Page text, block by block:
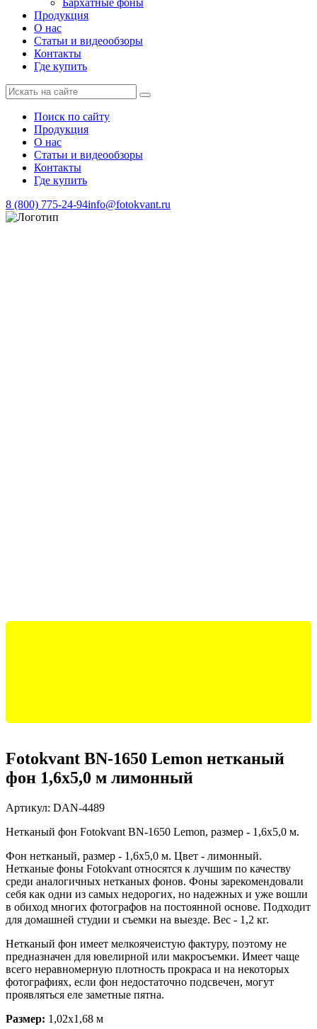
Бархатные фоны
Продукция
О нас
Статьи и видеообзоры
Контакты
Где купить
Поиск по сайту
Продукция
О нас
Статьи и видеообзоры
Контакты
Где купить
8 (800) 775-24-94info@fotokvant.ru
Fotokvant BN-1650 Lemon нетканый
фон 1,6х5,0 м лимонный
Артикул: DAN-4489
Нетканый фон Fotokvant BN-1650 Lemon, размер - 1,6х5,0 м.
Фон нетканый, размер - 1,6х5,0 м. Цвет - лимонный.
Нетканые фоны Fotokvant относятся к лучшим по качеству
среди аналогичных нетканых фонов. Фоны зарекомендовали
себя как одни из самых недорогих, но надежных и уже вошли
в обиход многих фотографов на постоянной основе. Подходит
для домашней студии и съемки на выезде. Вес - 1,2 кг.
Нетканый фон имеет мелкоячеистую фактуру, поэтому не
предназначен для ювелирной или макросъемки. Имеет чаще
всего неравномерную плотность прокраса и на некоторых
фотографиях, если фон недостаточно подсвечен, могут
проявляться еле заметные пятна.
Размер: 1,02x1,68 м